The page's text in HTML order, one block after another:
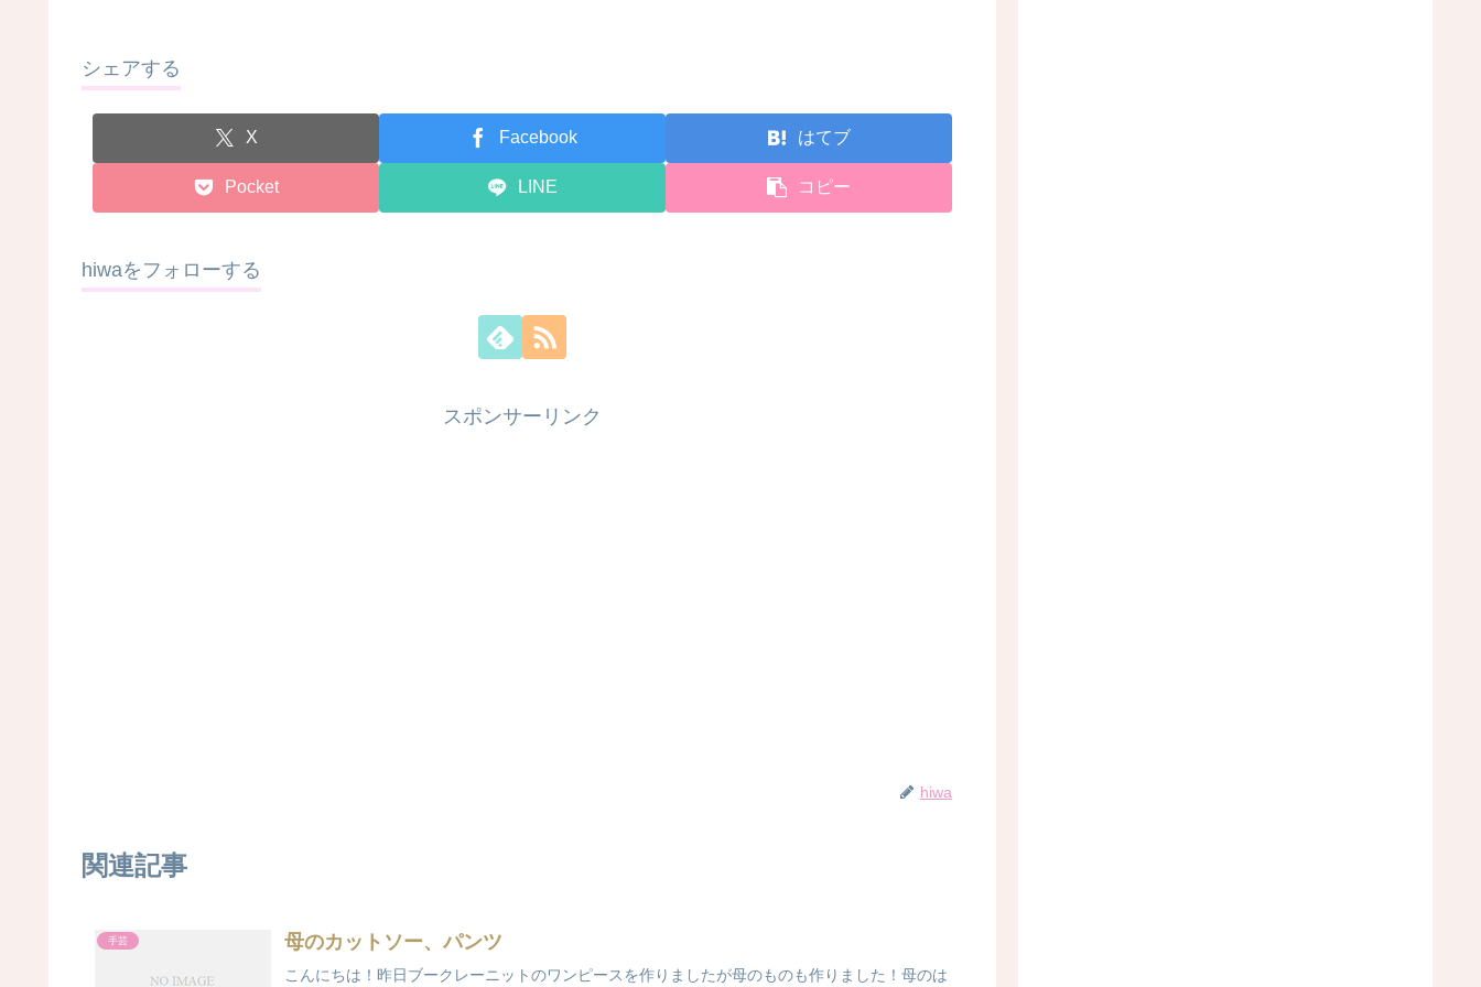
シェアする
X Facebook はてブ
Pocket LINE コピー
hiwaをフォローする
スポンサーリンク
hiwa
関連記事
手芸 母のカットソー、パンツ
こんにちは！昨日ブークレーニットのワンピースを作りましたが母のものも作りました！母のは